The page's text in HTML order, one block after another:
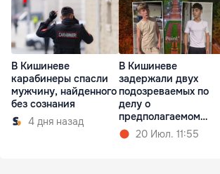
В Кишиневе
карабинеры спасли
мужчину, найденного
без сознания
4 дня назад
В Кишиневе
задержали двух
подозреваемых по
делу о
предполагаемом
изнасиловании
20 Июл. 11:55